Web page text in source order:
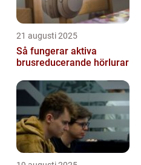
21 augusti 2025
Så fungerar aktiva
brusreducerande hörlurar